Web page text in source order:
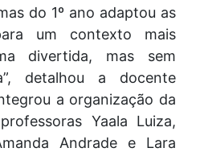
do 1º ano adaptou as
um contexto mais
divertida, mas sem
detalhou a docente
a organização da
Yaala Luiza,
Andrade e Lara